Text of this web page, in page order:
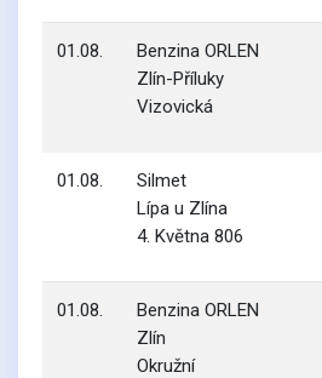
01.08.
Benzina ORLEN
Zlín-Příluky
Vizovická
01.08.
Silmet
Lípa u Zlína
4. Května 806
01.08.
Benzina ORLEN
Zlín
Okružní